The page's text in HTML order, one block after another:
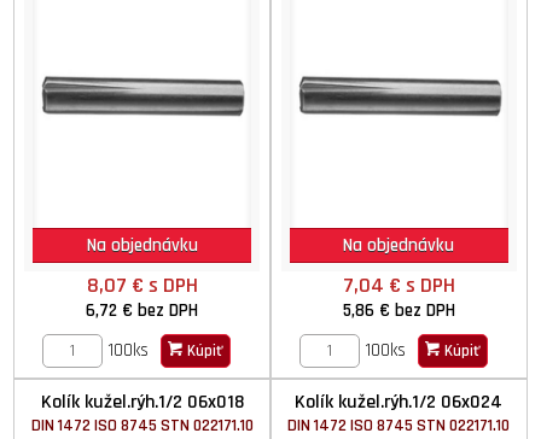
Na objednávku
8,07 € s DPH
6,72 €bez DPH
100ks
Kúpiť
Na objednávku
7,04 € s DPH
5,86 € bez DPH
100ks
Kúpiť
Kolík kužel.rýh.1/2 06x018
DIN 1472 ISO 8745 STN 022171.10
Kolík kužel.rýh.1/2 06x024
DIN 1472 ISO 8745 STN 022171.10